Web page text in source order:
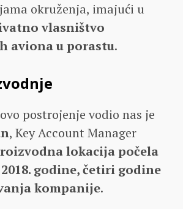
okruženja, imajući u
vlasništvo
aviona u porastu.
postrojenje vodio nas je
, Key Account Manager
lokacija počela
godine, četiri godine
kompanije.